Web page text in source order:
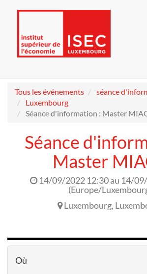
Tous les événements
séance
Luxembourg
Séance d'information : Master
Séance
Master
14/09/2022 12:30au 14/
(Europe/
Luxembourg,
Où